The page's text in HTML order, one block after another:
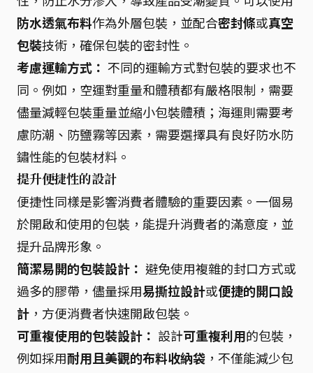
防水透氣布料作為外層包裝，並配合密封條或真空
包裝技術，確保包裝的密封性。
考慮運輸方式： 不同的運輸方式對包裝的要求也不
同。例如，空運對重量和體積都有嚴格限制，需要
儘量減輕包裝重量並縮小包裝體積；海運則需要考
慮防潮、防鹽霧等因素，需要選擇具有良好防水防
鏽性能的包裝材料。
提升便捷性的設計
便捷性同樣是影響消費者體驗的重要因素。一個易
於開啟和使用的包裝，能提升消費者的滿意度，並
提升品牌形象。
簡潔易開的包裝設計： 避免使用複雜的封口方式或
過多的膠帶，儘量採用易撕拉設計或便捷的開口設
計 ，方便消費者快速開啟包裝。
可重複使用的包裝設計： 設計可重複利用的包裝，
例如採用耐用且美觀的布料收納袋 ，不僅能減少包